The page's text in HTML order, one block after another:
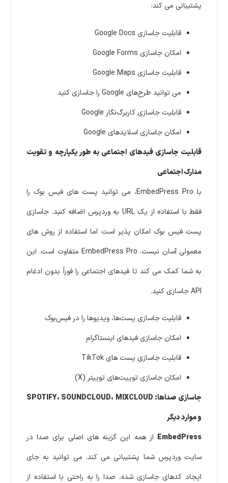
پشتیبانی می کند:
قابلیت جاسازی Google Docs
امکان جاسازی Google Forms
قابلیت جاسازی Google Maps
می توانید طرح‌های Google را جاسازی کنید
قابلیت جاسازی کاربرگ‌نگار Google
امکان جاسازی اسلایدهای Google
قابلیت جاسازی فیدهای اجتماعی به طور یکپارچه و تقویت
مدارک اجتماعی
با EmbedPress Pro، می توانید پست های فیس بوک را
فقط با استفاده از یک URL به وردپرس اضافه کنید. جاسازی
پست فیس بوک امکان پذیر است اما استفاده از روش های
معمولی آسان نیست. EmbedPress Pro متفاوت است. این
به شما کمک می کند تا فیدهای اجتماعی را فوراً بدون ادغام
API جاسازی کنید.
قابلیت جاسازی پست‌ها، ویدیوها را در فیس‌بوک
امکان جاسازی فیدهای اینستاگرام
قابلیت جاسازی پست های TikTok
امکان جاسازی توییت‌های توییتر (X)
جاسازی صداها: SPOTIFY، SOUNDCLOUD، MIXCLOUD
و موارد دیگر
EmbedPress از همه این گزینه های اصلی برای صدا در
سایت وردپرس شما پشتیبانی می کند. می توانید به جای
ایجاد کدهای جاسازی شده، صدا را به راحتی با استفاده از